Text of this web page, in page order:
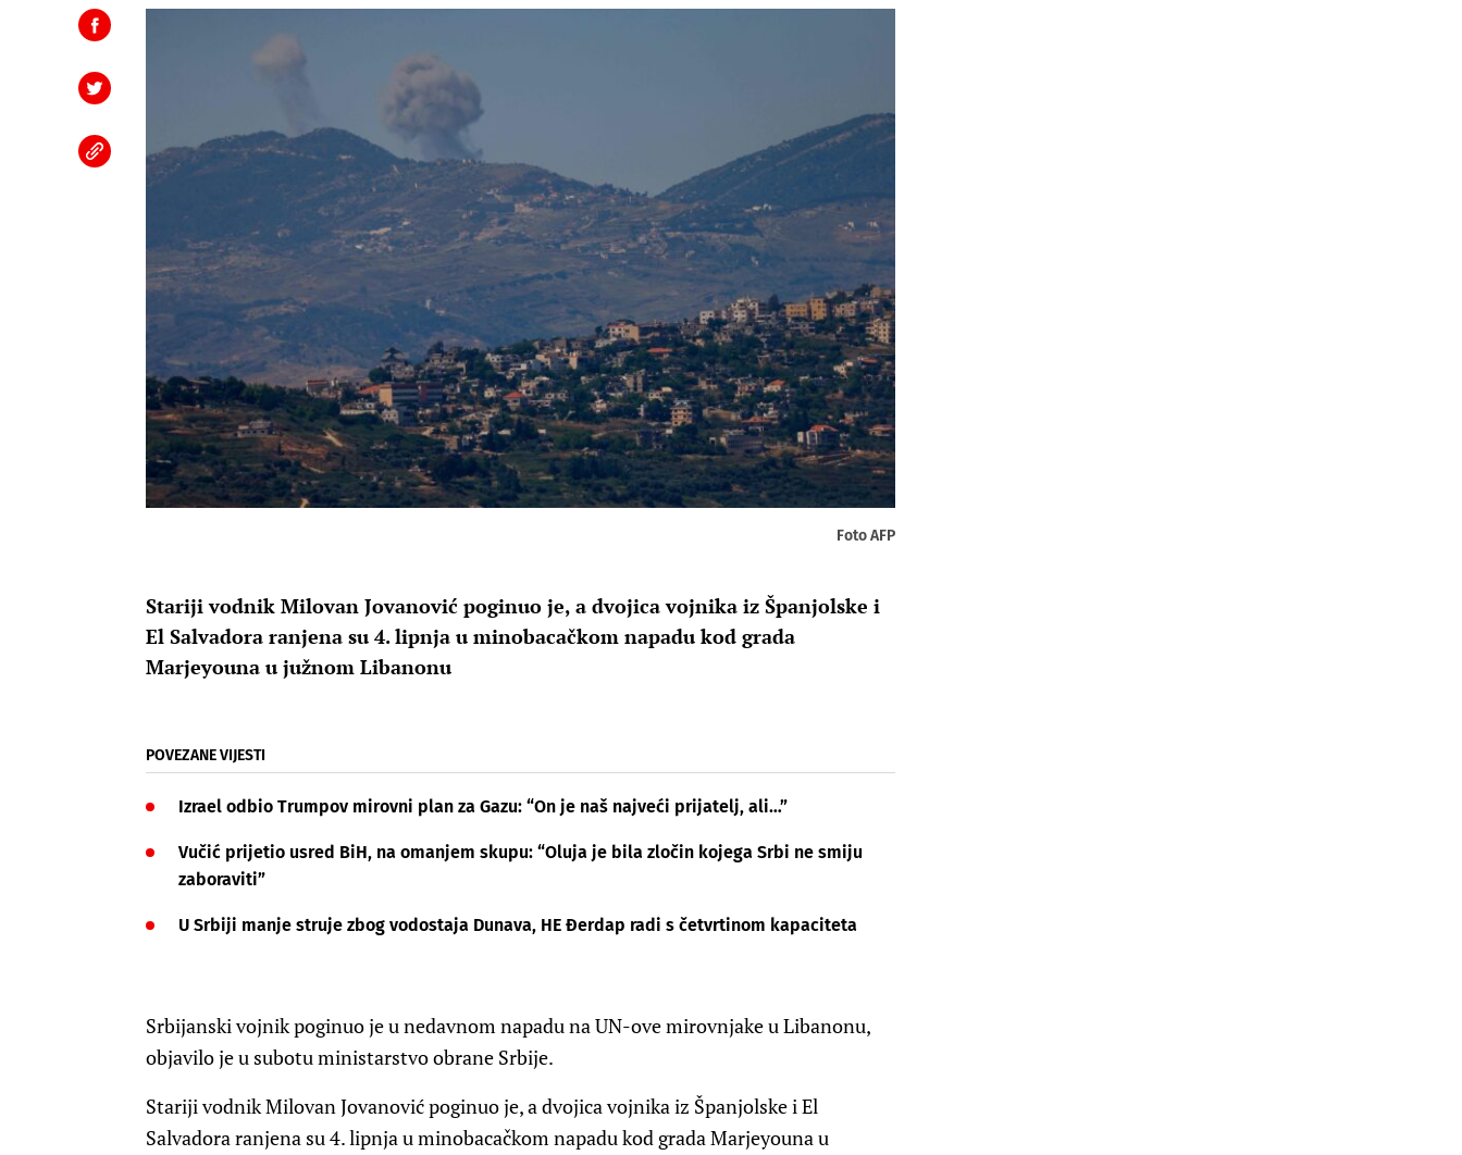
Foto AFP
Stariji vodnik Milovan Jovanović poginuo je, a dvojica vojnika iz Španjolske i
El Salvadora ranjena su 4. lipnja u minobacačkom napadu kod grada
Marjeyouna u južnom Libanonu
POVEZANE VIJESTI
Izrael odbio Trumpov mirovni plan za Gazu: “On je naš najveći prijatelj, ali…”
Vučić prijetio usred BiH, na omanjem skupu: “Oluja je bila zločin kojega Srbi ne smiju
zaboraviti”
U Srbiji manje struje zbog vodostaja Dunava, HE Đerdap radi s četvrtinom kapaciteta
Srbijanski vojnik poginuo je u nedavnom napadu na UN-ove mirovnjake u Libanonu,
objavilo je u subotu ministarstvo obrane Srbije.
Stariji vodnik Milovan Jovanović poginuo je, a dvojica vojnika iz Španjolske i El
Salvadora ranjena su 4. lipnja u minobacačkom napadu kod grada Marjeyouna u